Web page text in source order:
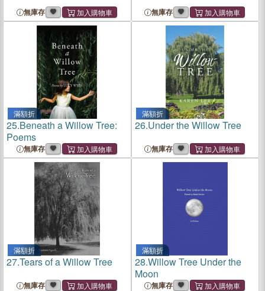
無庫存 無庫存
滿額折
25.Beneath a Willow Tree:
Poems
無庫存
滿額折
26.Under the Willow Tree
無庫存
滿額折
27.Tears of a Willow Tree
無庫存
滿額折
28.Willow Tree Under the
Moon
無庫存